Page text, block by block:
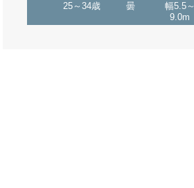
25～34歳 曇
幅5.5～
9.0m